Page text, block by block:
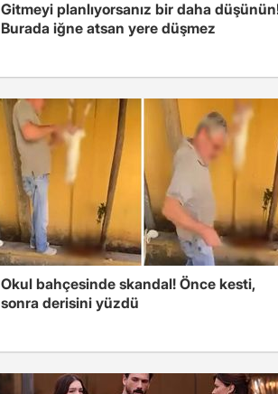
Gitmeyi planlıyorsanız bir daha
Burada iğne atsan yere düşmez
Okul bahçesinde skandal! Önce kesti,
sonra derisini yüzdü